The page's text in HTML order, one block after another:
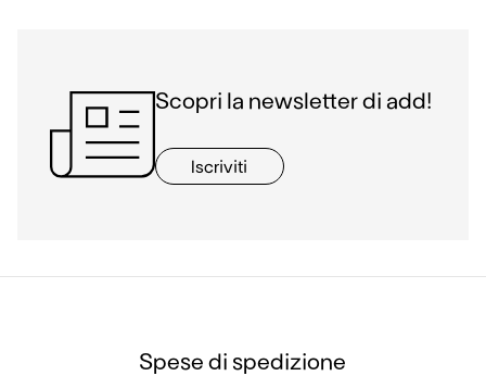
Scopri la newsletter di add!
Iscriviti
Spese di spedizione